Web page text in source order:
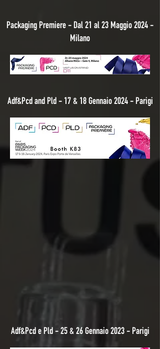
Packaging Premiere - Dal 21 al 23 Maggio 2024 -
Milano
Adf&Pcd and Pld - 17 & 18 Gennaio 2024 - Parigi
Adf&Pcd e Pld - 25 & 26 Gennaio 2023 - Parigi